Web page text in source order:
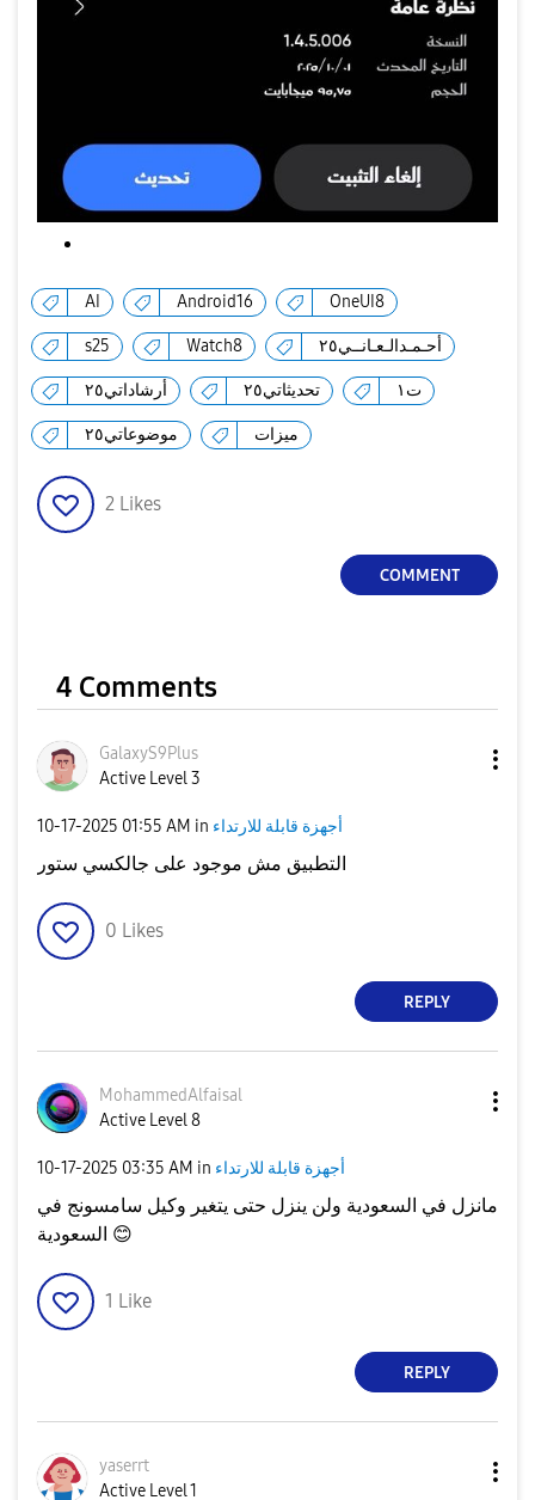
AI Android16 OneUI8
s25 Watch8 أحـمـدالـعـانــي٢٥
أرشاداتي٢٥ تحديثاتي٢٥ ت١
موضوعاتي٢٥ ميزات
2 Likes
COMMENT
4 Comments
GalaxyS9Plus
Active Level 3
‎10-17-2025 01:55 AM in أجهزة قابلة للارتداء
التطبيق مش موجود على جالكسي ستور
0 Likes
REPLY
MohammedAlfaisal
Active Level 8
‎10-17-2025 03:35 AM in أجهزة قابلة للارتداء
مانزل في السعودية ولن ينزل حتى يتغير وكيل سامسونج في
😊
1 Like
REPLY
yaserrt
Active Level 1